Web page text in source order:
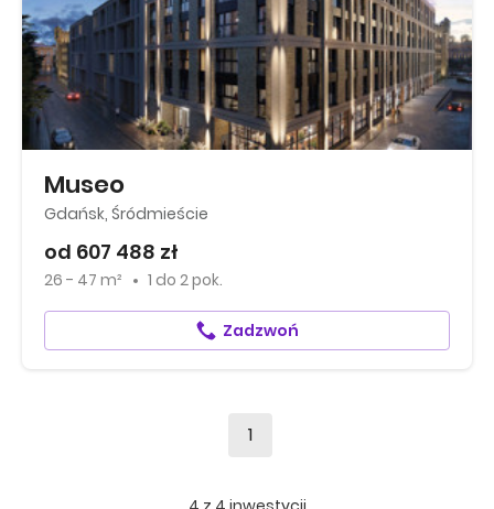
Museo
Gdańsk, Śródmieście
od 607 488 zł
26 - 47 m² 1 do 2 pok.
Zadzwoń
1